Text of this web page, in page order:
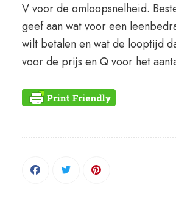
V voor de omloopsnelheid.
geef aan wat voor een
wilt betalen en wat de looptijd
voor de prijs en Q voor het